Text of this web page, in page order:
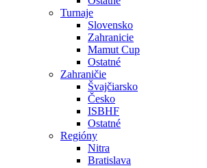
Turnaje
Slovensko
Zahranicie
Mamut Cup
Ostatné
Zahraničie
Švajčiarsko
Česko
ISBHF
Ostatné
Regióny
Nitra
Bratislava